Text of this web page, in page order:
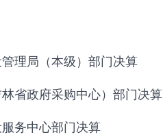
理局（本级）部门决算
省政府采购中心）部门决算
务中心部门决算